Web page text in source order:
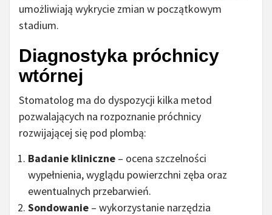
umożliwiają wykrycie zmian w początkowym
stadium.
Diagnostyka próchnicy
wtórnej
Stomatolog ma do dyspozycji kilka metod
pozwalających na rozpoznanie próchnicy
rozwijającej się pod plombą:
Badanie kliniczne – ocena szczelności
wypełnienia, wyglądu powierzchni zęba oraz
ewentualnych przebarwień.
Sondowanie – wykorzystanie narzędzia